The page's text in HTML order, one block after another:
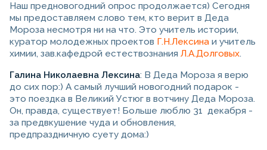
Наш предновогодний опрос продолжается) Сегодня
мы предоставляем слово тем, кто верит в Деда
Мороза несмотря ни на что. Это учитель истории,
куратор молодежных проектов Г.Н.Лексина и учитель
химии, зав.кафедрой естествознания Л.А.Долговых.
Галина Николаевна Лексина: В Деда Мороза я верю
до сих пор:) А самый лучший новогодний подарок -
это поездка в Великий Устюг в вотчину Деда Мороза.
Он, правда, существует! Больше люблю 31 декабря -
за предвкушение чуда и обновления,
предпраздничную суету дома:)